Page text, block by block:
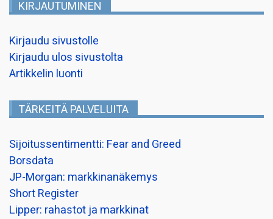
KIRJAUTUMINEN
Kirjaudu sivustolle
Kirjaudu ulos sivustolta
Artikkelin luonti
TÄRKEITÄ PALVELUITA
Sijoitussentimentti: Fear and Greed
Borsdata
JP-Morgan: markkinanäkemys
Short Register
Lipper: rahastot ja markkinat